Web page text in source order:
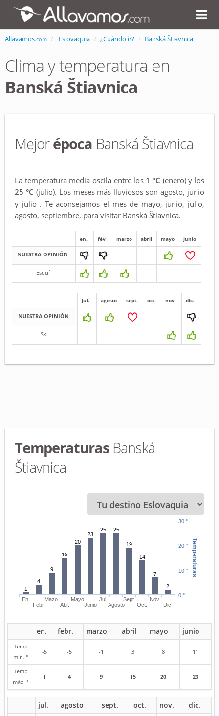
Allavamos.com Eslovaquia ¿Cuándo ir? Banská Štiavnica
Clima y temperatura en
Banská Štiavnica
Mejorépoca Banská Štiavnica
La temperatura media oscila entre los 1 °C (enero) y los
25 °C (julio). Los meses más lluviosos son agosto, junio
y julio . Te aconsejamos el mes de mayo, junio, julio,
agosto, septiembre, para visitar Banská Štiavnica.
en. fév marzo abril mayo junio
NUESTRA OPINIÓN
Esquí
jul. agosto sept. oct. nov. dic.
NUESTRA OPINIÓN
Ski
TemperaturasBanská
Štiavnica
Temperaturas
1
4
9
15
20
23
25 25
19
14
7
2
En.
Febr.
Mazo.
Abr.
Mayo
Junio
Jul.
Agosto
Sept.
Oct.
Nov.
Dic.
0 °
10 °
20 °
30 °
en. febr. marzo abril mayo junio
Temp
mín. °
-5 -5 -1 3 8 11
Temp
máx. °
1 4 9 15 20 23
jul. agosto sept. oct. nov. dic.